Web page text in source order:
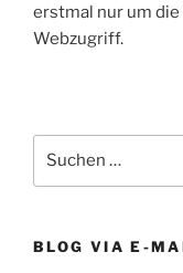
erstmal nur um
Webzugriff.
nach:
BLOG VIA E-